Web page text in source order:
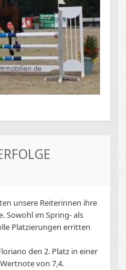
unsere Reiterinnen ihre
Sowohl im Spring- als
Platzierungen erritten
den 2. Platz in einer
von 7,4.